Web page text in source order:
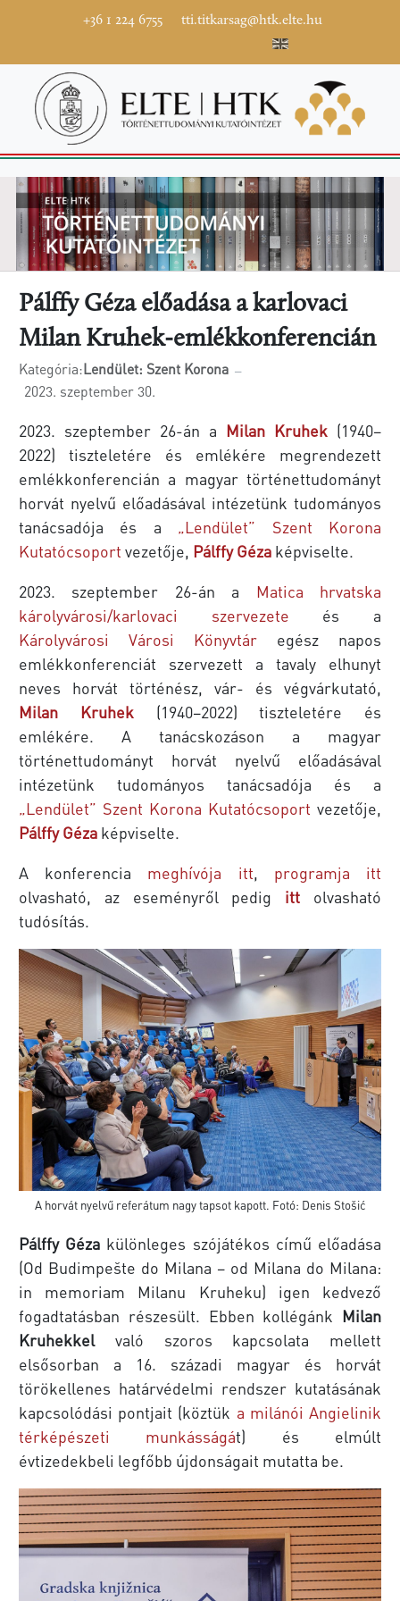
+36 1 224 6755 tti.titkarsag@htk.elte.hu
Pálffy Géza előadása a karlovaci
Milan Kruhek-emlékkonferencián
Kategória:Lendület: Szent Korona
2023. szeptember 30.
2023. szeptember 26-án a Milan Kruhek (1940–
2022) tiszteletére és emlékére megrendezett
emlékkonferencián a magyar történettudományt
horvát nyelvű előadásával intézetünk tudományos
tanácsadója és a „Lendület” Szent Korona
Kutatócsoport vezetője, Pálffy Géza képviselte.
2023. szeptember 26-án a Matica hrvatska
károlyvárosi/karlovaci szervezete és a
Károlyvárosi Városi Könyvtár egész napos
emlékkonferenciát szervezett a tavaly elhunyt
neves horvát történész, vár- és végvárkutató,
Milan Kruhek(1940–2022) tiszteletére és
emlékére. A tanácskozáson a magyar
történettudományt horvát nyelvű előadásával
intézetünk tudományos tanácsadója és a
„Lendület” Szent Korona Kutatócsoport vezetője,
Pálffy Géza képviselte.
A konferencia meghívója itt, programja itt
olvasható, az eseményről pedig itt olvasható
tudósítás.
A horvát nyelvű referátum nagy tapsot kapott. Fotó: Denis Stošić
Pálffy Géza különleges szójátékos című előadása
(Od Budimpešte do Milana – od Milana do Milana:
in memoriam Milanu Kruheku) igen kedvező
fogadtatásban részesült. Ebben kollégánk Milan
Kruhekkelvaló szoros kapcsolata mellett
elsősorban a 16. századi magyar és horvát
törökellenes határvédelmi rendszer kutatásának
kapcsolódási pontjait (köztük a milánói Angielinik
térképészeti munkásságát) és elmúlt
évtizedekbeli legfőbb újdonságait mutatta be.